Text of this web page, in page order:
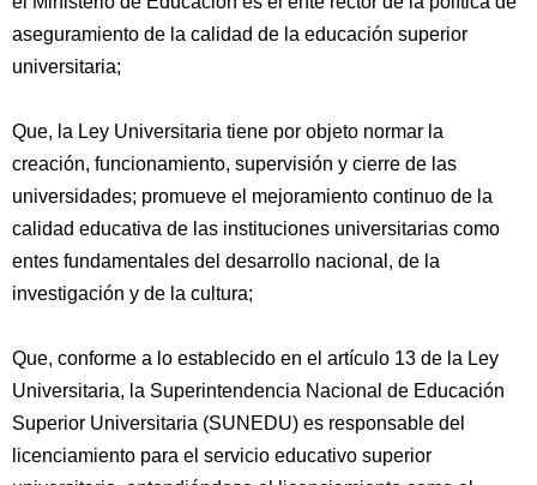
aseguramiento de la calidad de la educación superior
universitaria;
Que, la Ley Universitaria tiene por objeto normar la
creación, funcionamiento, supervisión y cierre de las
universidades; promueve el mejoramiento continuo de la
calidad educativa de las instituciones universitarias como
entes fundamentales del desarrollo nacional, de la
investigación y de la cultura;
Que, conforme a lo establecido en el artículo 13 de la Ley
Universitaria, la Superintendencia Nacional de Educación
Superior Universitaria (SUNEDU) es responsable del
licenciamiento para el servicio educativo superior